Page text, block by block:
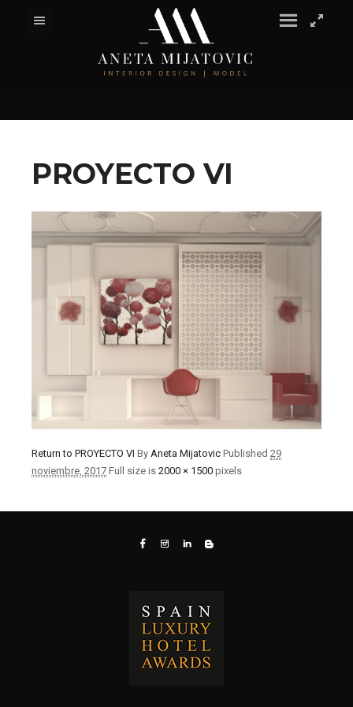
PROYECTO VI
Return to PROYECTO VI By Aneta Mijatovic Published 29
noviembre, 2017 Full size is 2000 × 1500 pixels